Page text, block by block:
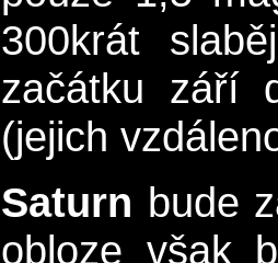
300krát
začátku září
(jejich
Saturn bude
obloze však